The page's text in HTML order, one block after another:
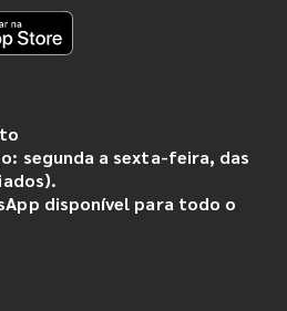
segunda a sexta-feira, das
disponível para todo o